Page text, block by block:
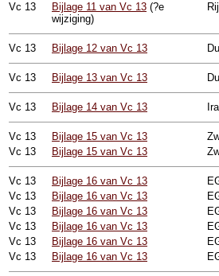
Vc 13 Bijlage 11 van Vc 13 (?e
wijziging)
Vc 13 Bijlage 12 van Vc 13
Vc 13 Bijlage 13 van Vc 13
Vc 13 Bijlage 14 van Vc 13
Vc 13 Bijlage 15 van Vc 13
Vc 13 Bijlage 15 van Vc 13
Vc 13 Bijlage 16 van Vc 13
Vc 13 Bijlage 16 van Vc 13
Vc 13 Bijlage 16 van Vc 13
Vc 13 Bijlage 16 van Vc 13
Vc 13 Bijlage 16 van Vc 13
Vc 13 Bijlage 16 van Vc 13